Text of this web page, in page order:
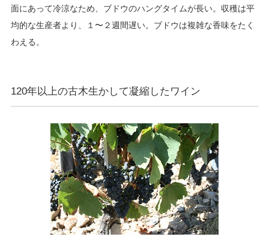
面にあって冷涼なため、ブドウのハングタイムが長い。収穫は平
均的な生産者より、１〜２週間遅い。ブドウは複雑な香味をたく
わえる。
120年以上の古木生かして凝縮したワイン